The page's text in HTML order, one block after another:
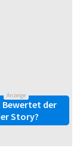
Anzeige
Bewertet der
Story?